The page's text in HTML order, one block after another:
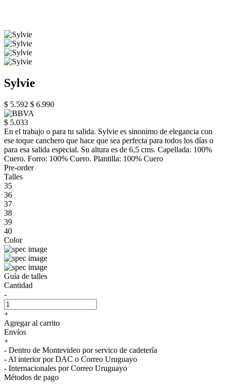
Sylvie
$ 5.592 $ 6.990
$ 5.033
En el trabajo o para tu salida. Sylvie es sinonimo de elegancia con
ese toque canchero que hace que sea perfecta para todos los días o
para esa salida especial. Su altura es de 6,5 cms. Capellada: 100%
Cuero. Forro: 100% Cuero. Plantilla: 100% Cuero
Pre-order
Talles
35
36
37
38
39
40
Color
Guía de talles
Cantidad
-
+
Agregar al carrito
Envíos
+
- Dentro de Montevideo por servico de cadetería
- Al interior por DAC o Correo Uruguayo
- Internacionales por Correo Uruguayo
Métodos de pago